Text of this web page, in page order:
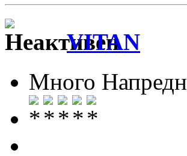
VITAN
Много